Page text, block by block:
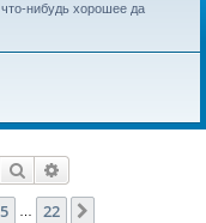
нибудь хорошее да
Поиск
22
5 22